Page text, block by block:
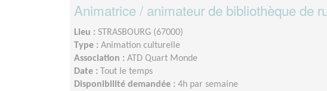
Animatrice / animateur de bibliothèque de
Lieu : STRASBOURG (67000)
Type : Animation culturelle
Association : ATD Quart Monde
Date :
Tout le temps
Disponibilité demandée : 4h par semaine